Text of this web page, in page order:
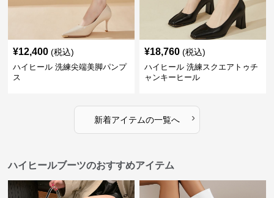
¥12,400 (税込)
ハイヒール 洗練尖端美脚パンプ
ス
¥18,760 (税込)
ハイヒール 洗練スクエアトゥチ
ャンキーヒール
新着アイテムの一覧へ ›
ハイヒールブーツのおすすめアイテム